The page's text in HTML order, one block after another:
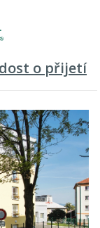
o přijetí